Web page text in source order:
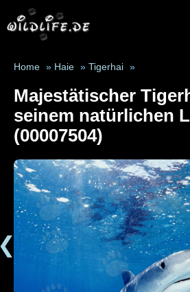
Home » Haie » Tigerhai »
Majestätischer
seinem natürlichen
(00007504)